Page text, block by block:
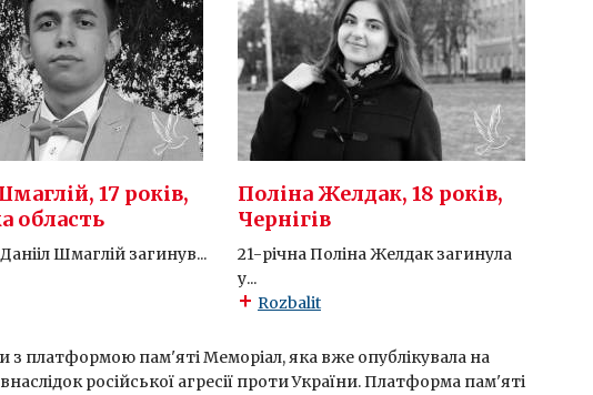
17 років,
область
Шмаглій загинув...
Поліна Желдак, 18 років,
Чернігів
21-річна Поліна Желдак загинула
у...
Rozbalit
платформою пам'яті Меморіал, яка вже опублікувала на
російської агресії проти України. Платформа пам'яті